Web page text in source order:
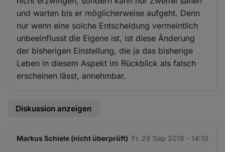
und warten bis er möglicherweise aufgeht. Denn
nur wenn eine solche Entscheidung vermeintlich
unbeeinflusst die Eigene ist, ist diese Änderung
der bisherigen Einstellung, die ja das bisherige
Leben in diesem Aspekt im Rückblick als falsch
erscheinen lässt, annehmbar.
Diskussion anzeigen
Markus Schiele (nicht überprüft) Fr. 28 Sep 2018 - 14:10